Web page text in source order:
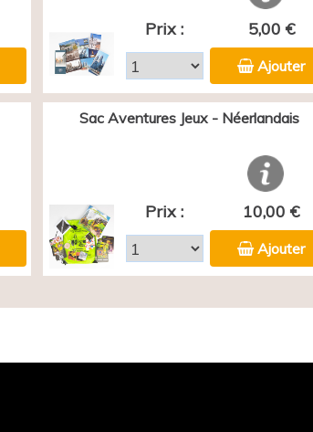
Prix : 5,00 €
Ajouter
Sac Aventures Jeux - Néerlandais
Prix : 10,00 €
Ajouter